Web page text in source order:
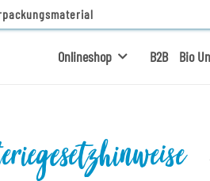
Onlineshop B2B Bio